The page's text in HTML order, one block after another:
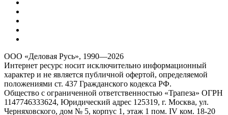
ООО «Деловая Русь», 1990—2026
Интернет ресурс носит исключительно информационный
характер и не является публичной офертой, определяемой
положениями ст. 437 Гражданского кодекса РФ.
Общество с ограниченной ответственностью «Трапеза» ОГРН
1147746333624, Юридический адрес 125319, г. Москва, ул.
Черняховского, дом № 5, корпус 1, этаж 1 пом. IV ком. 18-20